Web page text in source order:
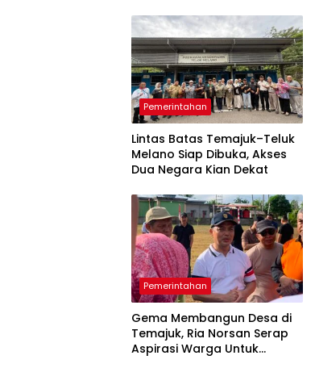
Pemerintahan
Lintas Batas Temajuk–Teluk
Melano Siap Dibuka, Akses
Dua Negara Kian Dekat
Pemerintahan
Gema Membangun Desa di
Temajuk, Ria Norsan Serap
Aspirasi Warga Untuk